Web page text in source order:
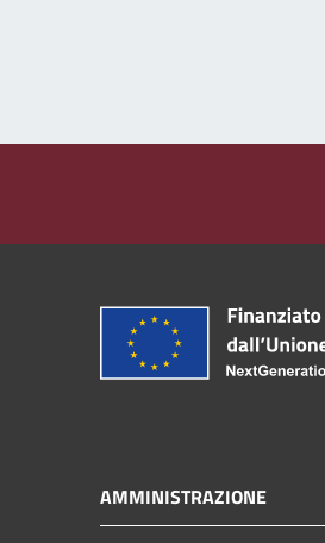
AMMINISTRAZIONE